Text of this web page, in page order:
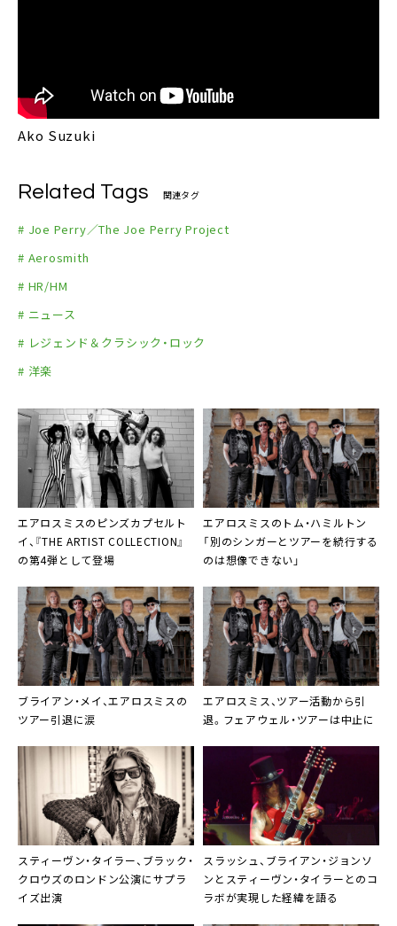
Ako Suzuki
Related Tags 関連タグ
# Joe Perry／The Joe Perry Project
# Aerosmith
# HR/HM
# ニュース
# レジェンド＆クラシック・ロック
# 洋楽
エアロスミスのピンズカプセルト
イ、『THE ARTIST COLLECTION』
の第4弾として登場
エアロスミスのトム・ハミルトン
「別のシンガーとツアーを続行する
のは想像できない」
ブライアン・メイ、エアロスミスの
ツアー引退に涙
エアロスミス、ツアー活動から引
退。フェアウェル・ツアーは中止に
スティーヴン・タイラー、ブラック・
クロウズのロンドン公演にサプラ
イズ出演
スラッシュ、ブライアン・ジョンソ
ンとスティーヴン・タイラーとのコ
ラボが実現した経緯を語る